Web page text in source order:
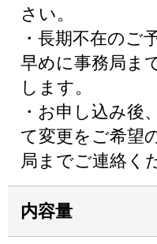
さい。
・長期不在のご
早めに事務局ま
します。
・お申し込み後
て変更をご希望
局までご連絡く
内容量